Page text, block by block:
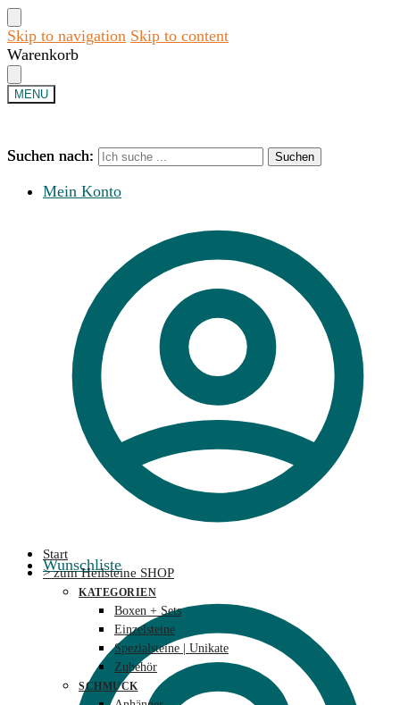
Skip to navigation Skip to content
Warenkorb
MENU
Suchen nach: Suchen
Mein Konto
Wunschliste
Suchen nach: Suchen
Start
> zum Heilsteine SHOP
KATEGORIEN
Boxen + Sets
Einzelsteine
Spezialsteine | Unikate
Zubehör
SCHMUCK